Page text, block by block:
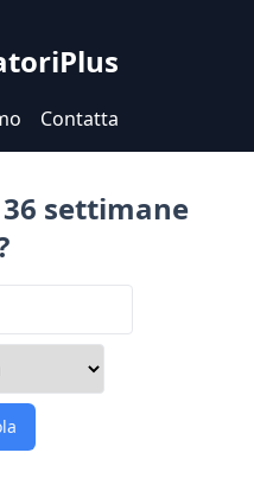
Contatta
settimane